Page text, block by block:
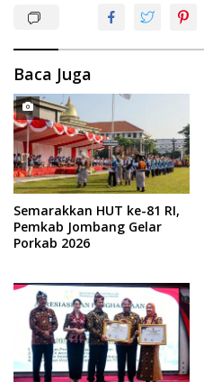
Baca Juga
Semarakkan HUT ke-81 RI,
Pemkab Jombang Gelar
Porkab 2026